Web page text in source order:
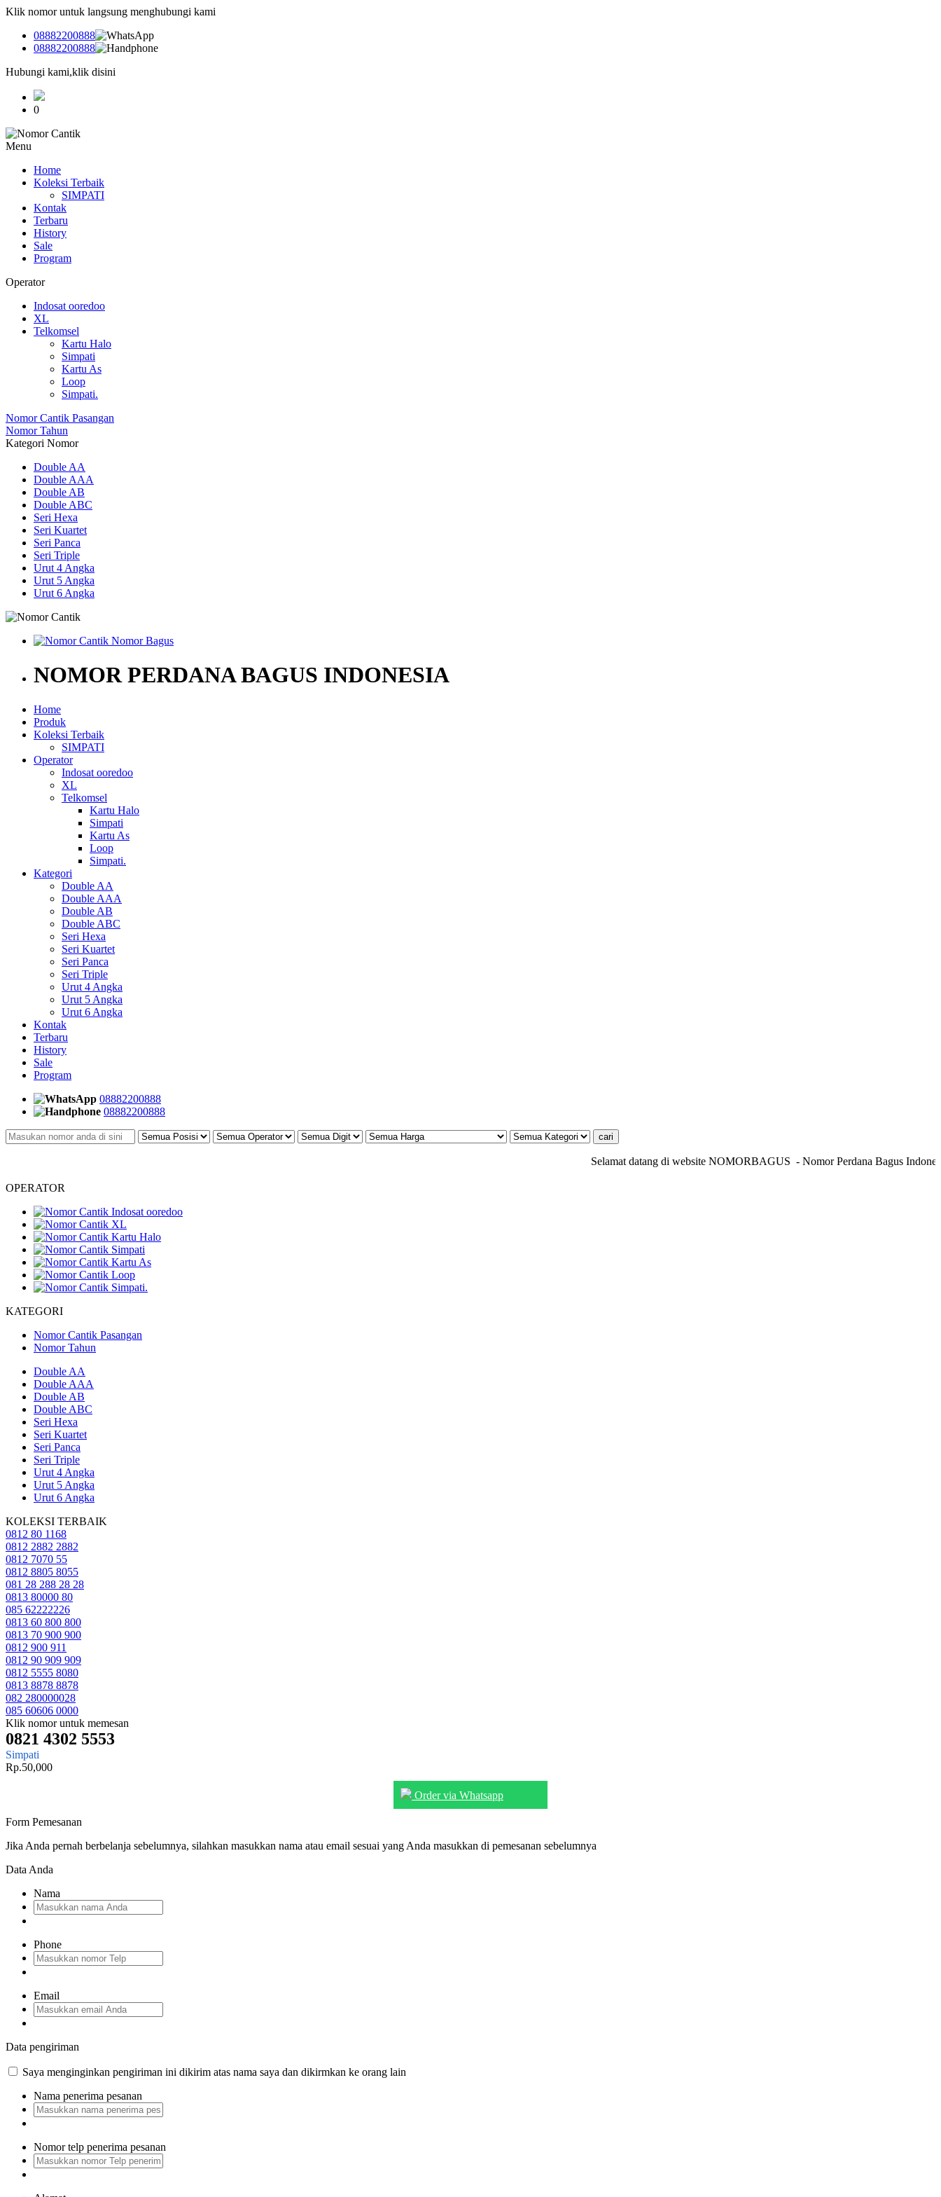
Klik nomor untuk langsung menghubungi kami
08882200888
08882200888
Hubungi kami,klik disini
0
Menu
Home
Koleksi Terbaik
SIMPATI
Kontak
Terbaru
History
Sale
Program
Operator
Indosat ooredoo
XL
Telkomsel
Kartu Halo
Simpati
Kartu As
Loop
Simpati.
Nomor Cantik Pasangan
Nomor Tahun
Kategori Nomor
Double AA
Double AAA
Double AB
Double ABC
Seri Hexa
Seri Kuartet
Seri Panca
Seri Triple
Urut 4 Angka
Urut 5 Angka
Urut 6 Angka
NOMOR PERDANA BAGUS INDONESIA
Home
Produk
Koleksi Terbaik
SIMPATI
Operator
Indosat ooredoo
XL
Telkomsel
Kartu Halo
Simpati
Kartu As
Loop
Simpati.
Kategori
Double AA
Double AAA
Double AB
Double ABC
Seri Hexa
Seri Kuartet
Seri Panca
Seri Triple
Urut 4 Angka
Urut 5 Angka
Urut 6 Angka
Kontak
Terbaru
History
Sale
Program
08882200888
08882200888
Selamat datang di website NOMORBAGUS - Nomor Perdana BagusIndonesia- Info
OPERATOR
KATEGORI
Nomor Cantik Pasangan
Nomor Tahun
Double AA
Double AAA
Double AB
Double ABC
Seri Hexa
Seri Kuartet
Seri Panca
Seri Triple
Urut 4 Angka
Urut 5 Angka
Urut 6 Angka
KOLEKSI TERBAIK
0812 80 1168
0812 2882 2882
0812 7070 55
0812 8805 8055
081 28 288 28 28
0813 80000 80
085 62222226
0813 60 800 800
0813 70 900 900
0812 900 911
0812 90 909 909
0812 5555 8080
0813 8878 8878
082 280000028
085 60606 0000
Klik nomor untuk memesan
0821 4302 5553
Simpati
Rp.50,000
Order via Whatsapp
Form Pemesanan
Jika Anda pernah berbelanja sebelumnya, silahkan masukkan nama atau email sesuai yang Anda masukkan di pemesanan sebelumnya
Data Anda
Nama
Phone
Email
Data pengiriman
Saya menginginkan pengiriman ini dikirim atas nama saya dan dikirmkan ke orang lain
Nama penerima pesanan
Nomor telp penerima pesanan